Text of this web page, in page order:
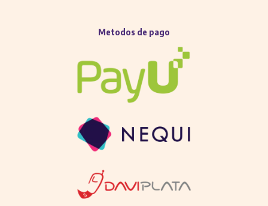
Metodos de pago